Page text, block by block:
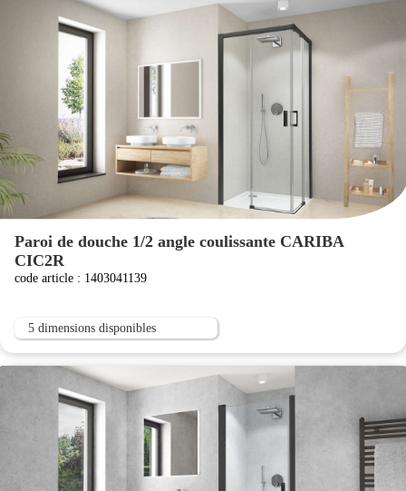
Paroi de douche 1/2 angle coulissante CARIBA
CIC2R
code article : 1403041139
5 dimensions disponibles